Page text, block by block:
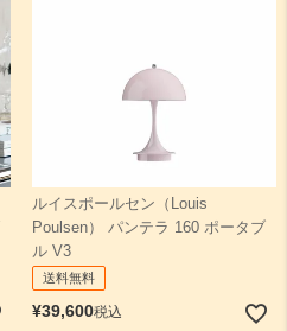
ルイスポールセン（Louis
Poulsen） パンテラ 160 ポータブ
ル V3
送料無料
¥39,600税込